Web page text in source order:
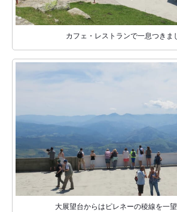
カフェ・レストランで一息つきま
大展望台からはピレネーの稜線を一望